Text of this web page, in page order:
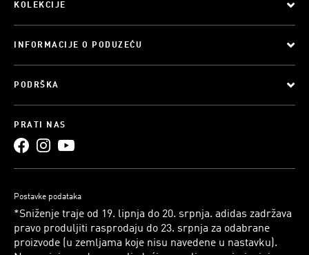
KOLEKCIJE
INFORMACIJE O PODUZEĆU
PODRŠKA
PRATI NAS
Postavke podataka
*Sniženje traje od 19. lipnja do 20. srpnja. adidas zadržava
pravo produljiti rasprodaju do 23. srpnja za odabrane
proizvode (u zemljama koje nisu navedene u nastavku).